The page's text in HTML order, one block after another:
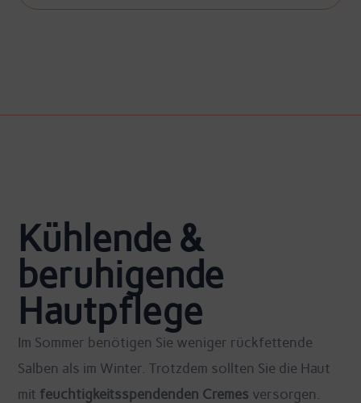
Kühlende &
beruhigende
Hautpflege
Im Sommer benötigen Sie weniger rückfettende
Salben als im Winter. Trotzdem sollten Sie die Haut
mit feuchtigkeitsspendenden Cremes versorgen.